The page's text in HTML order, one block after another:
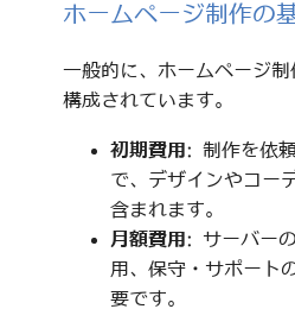
ホームページ制作の
一般的に、ホームページ
構成されています。
初期費用: 制作を依
で、デザインやコー
含まれます。
月額費用: サーバー
用、保守・サポート
要です。